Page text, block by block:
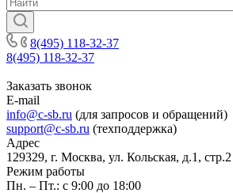
8(495) 118-32-37
8(495) 118-32-37
Заказать звонок
E-mail
info@c-sb.ru (для запросов и обращений)
support@c-sb.ru (техподдержка)
Адрес
129329, г. Москва, ул. Кольская, д.1, стр.2
Режим работы
Пн. – Пт.: с 9:00 до 18:00